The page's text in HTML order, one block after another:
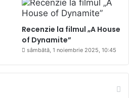
Recenzie la filmul „A House
of Dynamite”
sâmbătă, 1 noiembrie 2025, 10:45